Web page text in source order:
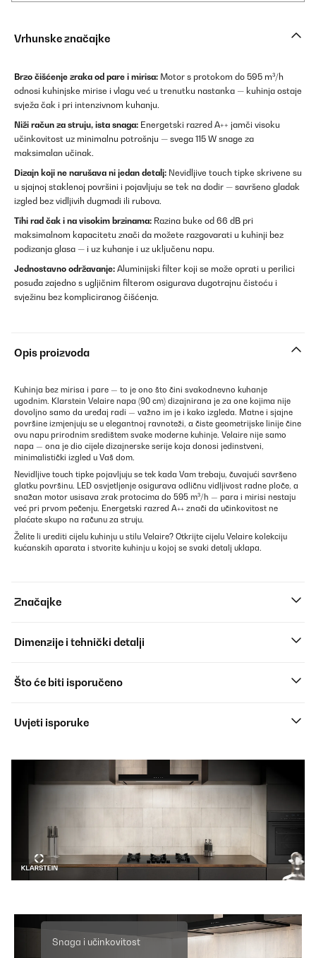
Vrhunske značajke
Brzo čišćenje zraka od pare i mirisa: Motor s protokom do 595 m³/h
odnosi kuhinjske mirise i vlagu već u trenutku nastanka — kuhinja ostaje
svježa čak i pri intenzivnom kuhanju.
Niži račun za struju, ista snaga: Energetski razred A++ jamči visoku
učinkovitost uz minimalnu potrošnju — svega 115 W snage za
maksimalan učinak.
Dizajn koji ne narušava ni jedan detalj: Nevidljive touch tipke skrivene su
u sjajnoj staklenoj površini i pojavljuju se tek na dodir — savršeno gladak
izgled bez vidljivih dugmadi ili rubova.
Tihi rad čak i na visokim brzinama: Razina buke od 66 dB pri
maksimalnom kapacitetu znači da možete razgovarati u kuhinji bez
podizanja glasa — i uz kuhanje i uz uključenu napu.
Jednostavno održavanje: Aluminijski filter koji se može oprati u perilici
posuđa zajedno s ugljičnim filterom osigurava dugotrajnu čistoću i
svježinu bez kompliciranog čišćenja.
Opis proizvoda
Kuhinja bez mirisa i pare — to je ono što čini svakodnevno kuhanje
ugodnim. Klarstein Velaire napa (90 cm) dizajnirana je za one kojima nije
dovoljno samo da uređaj radi — važno im je i kako izgleda. Matne i sjajne
površine izmjenjuju se u elegantnoj ravnoteži, a čiste geometrijske linije čine
ovu napu prirodnim središtem svake moderne kuhinje. Velaire nije samo
napa — ona je dio cijele dizajnerske serije koja donosi jedinstveni,
minimalistički izgled u Vaš dom.
Nevidljive touch tipke pojavljuju se tek kada Vam trebaju, čuvajući savršeno
glatku površinu. LED osvjetljenje osigurava odličnu vidljivost radne ploče, a
snažan motor usisava zrak protocima do 595 m³/h — para i mirisi nestaju
već pri prvom pečenju. Energetski razred A++ znači da učinkovitost ne
plaćate skupo na računu za struju.
Želite li urediti cijelu kuhinju u stilu Velaire? Otkrijte cijelu Velaire kolekciju
kućanskih aparata i stvorite kuhinju u kojoj se svaki detalj uklapa.
Značajke
Dimenzije i tehnički detalji
Što će biti isporučeno
Uvjeti isporuke
Snaga i učinkovitost